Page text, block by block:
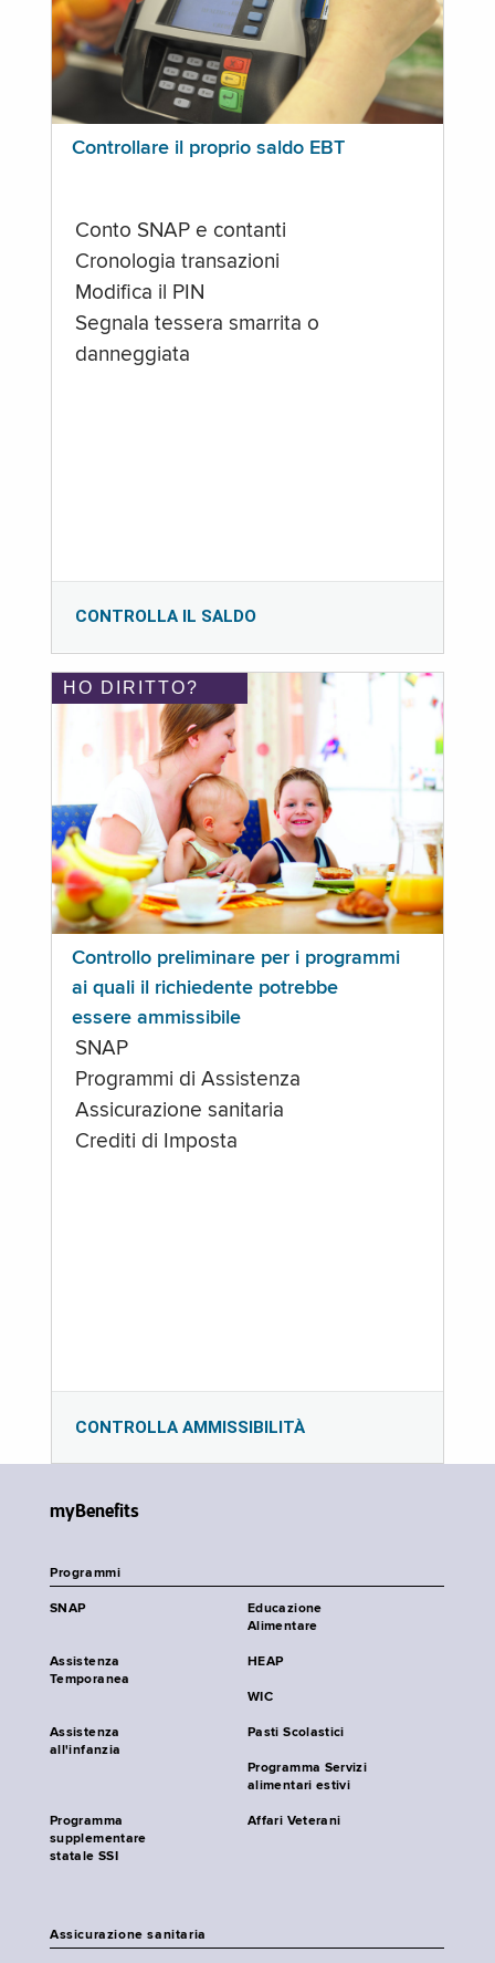
Controllare il proprio saldo EBT
Conto SNAP e contanti
Cronologia transazioni
Modifica il PIN
Segnala tessera smarrita o
danneggiata
CONTROLLA IL SALDO
HO DIRITTO?
Controllo preliminare per i programmi
ai quali il richiedente potrebbe
essere ammissibile
SNAP
Programmi di Assistenza
Assicurazione sanitaria
Crediti di Imposta
CONTROLLA AMMISSIBILITÀ
myBenefits
Programmi
SNAP
Educazione
Alimentare
Assistenza
Temporanea
HEAP
WIC
Assistenza
all'infanzia
Pasti Scolastici
Programma Servizi
alimentari estivi
Programma
supplementare
statale SSI
Affari Veterani
Assicurazione sanitaria